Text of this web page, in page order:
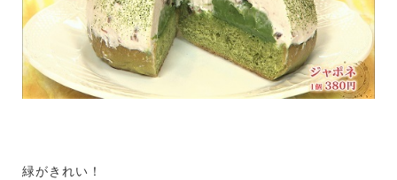
緑がきれい！